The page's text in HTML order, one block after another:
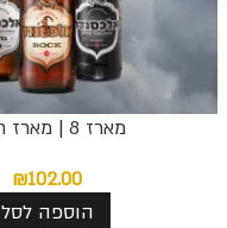
מארז 8 | מארז חורף
₪102.00
הוספה לסל